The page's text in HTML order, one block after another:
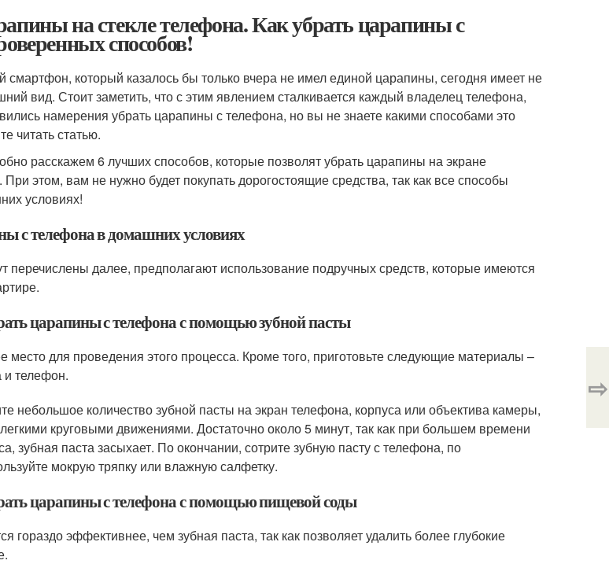
на стекле телефона. Как убрать царапины с
способов!
смартфон, который казалось бы только вчера не имел единой царапины, сегодня имеет не
вид. Стоит заметить, что с этим явлением сталкивается каждый владелец телефона,
намерения убрать царапины с телефона, но вы не знаете какими способами это
читать статью.
расскажем 6 лучших способов, которые позволят убрать царапины на экране
этом, вам не нужно будет покупать дорогостоящие средства, так как все способы
условиях!
с телефона в домашних условиях
перечислены далее, предполагают использование подручных средств, которые имеются
царапины с телефона с помощью зубной пасты
место для проведения этого процесса. Кроме того, приготовьте следующие материалы –
и телефон.
небольшое количество зубной пасты на экран телефона, корпуса или объектива камеры,
круговыми движениями. Достаточно около 5 минут, так как при большем времени
зубная паста засыхает. По окончании, сотрите зубную пасту с телефона, по
мокрую тряпку или влажную салфетку.
царапины с телефона с помощью пищевой соды
гораздо эффективнее, чем зубная паста, так как позволяет удалить более глубокие
⇨